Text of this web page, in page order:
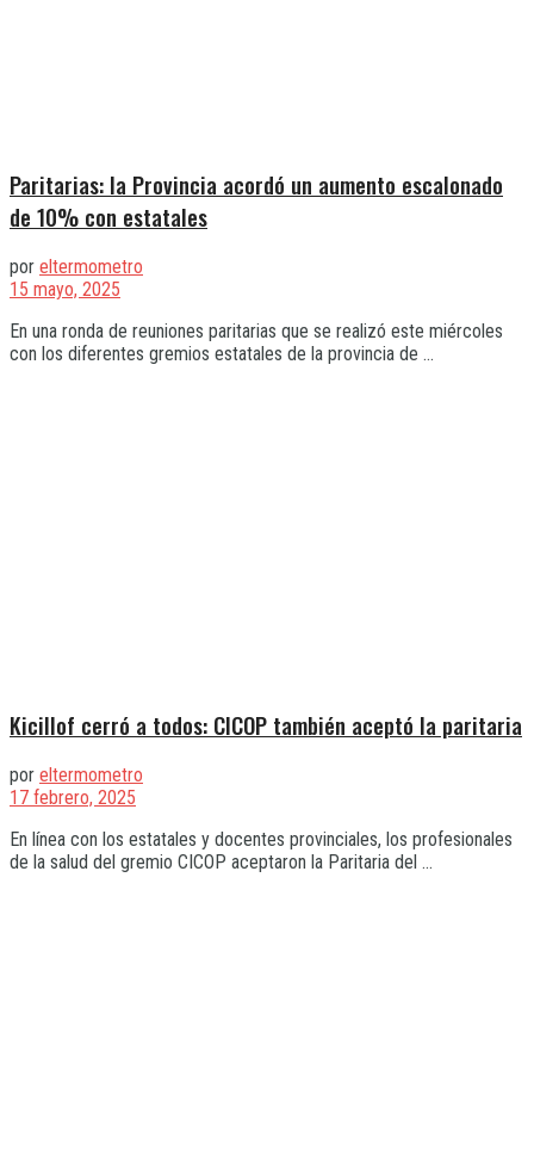
Paritarias: la Provincia acordó un aumento escalonado
de 10% con estatales
por eltermometro
15 mayo, 2025
En una ronda de reuniones paritarias que se realizó este miércoles
con los diferentes gremios estatales de la provincia de ...
Kicillof cerró a todos: CICOP también aceptó la paritaria
por eltermometro
17 febrero, 2025
En línea con los estatales y docentes provinciales, los profesionales
de la salud del gremio CICOP aceptaron la Paritaria del ...